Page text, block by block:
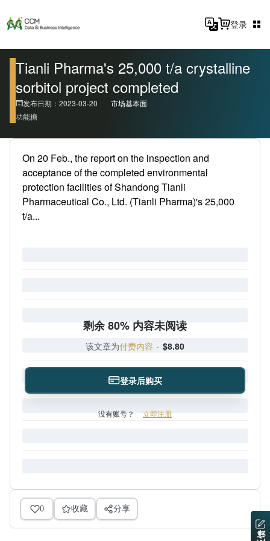
登录
Tianli Pharma's 25,000 t/a crystalline
sorbitol project completed
发布日期：2023-03-20
市场基本面
功能糖
On 20 Feb., the report on the inspection and
acceptance of the completed environmental
protection facilities of Shandong Tianli
Pharmaceutical Co., Ltd. (Tianli Pharma)'s 25,000
t/a...
剩余 80% 内容未阅读
该文章为付费内容 · $8.80
登录后购买
没有账号？ 立即注册
0 收藏 分享